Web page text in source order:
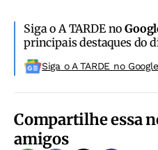
Siga o A TARDE no
principais destaques do
Siga o A TARDE no
Compartilhe essa
amigos